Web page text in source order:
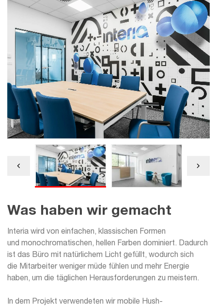
Was haben wir gemacht
Interia wird von einfachen, klassischen Formen
und monochromatischen, hellen Farben dominiert. Dadurch
ist das Büro mit natürlichem Licht gefüllt, wodurch sich
die Mitarbeiter weniger müde fühlen und mehr Energie
haben, um die täglichen Herausforderungen zu meistern.
In dem Projekt verwendeten wir mobile Hush-